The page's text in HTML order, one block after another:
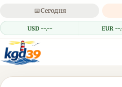
📅Сегодня
USD --.-- EUR --